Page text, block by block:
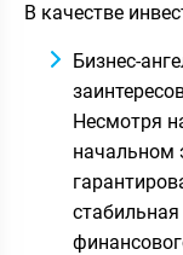
В качестве
Бизнес-
Несмотря
начальном